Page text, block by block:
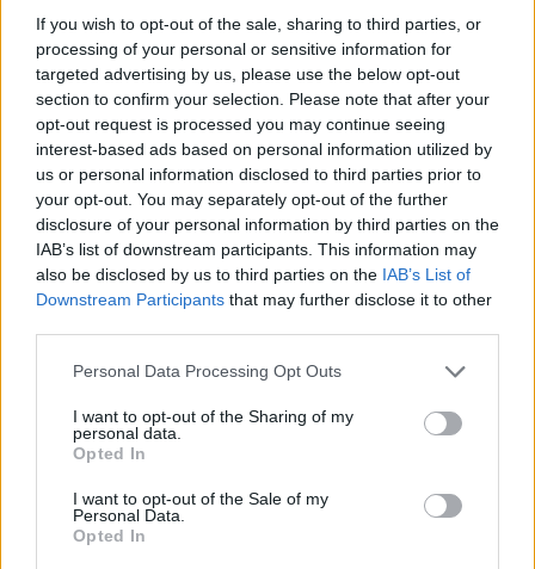
If you wish to opt-out of the sale, sharing to third parties, or
processing of your personal or sensitive information for
targeted advertising by us, please use the below opt-out
section to confirm your selection. Please note that after your
opt-out request is processed you may continue seeing
interest-based ads based on personal information utilized by
us or personal information disclosed to third parties prior to
your opt-out. You may separately opt-out of the further
disclosure of your personal information by third parties on the
IAB’s list of downstream participants. This information may
also be disclosed by us to third parties on the IAB’s List of
Downstream Participants that may further disclose it to other
Please note that this website/app uses one or more Google
not limited to your visit or usage behaviour. You may click to
grant or deny consent to Google and its third-party tags to
use your data for below specified purposes in below Google
consent section.
Personal Data Processing Opt Outs
I want to opt-out of the Sharing of my
personal data.
Opted In
I want to opt-out of the Sale of my
Personal Data.
Opted In
sfide cruciali. Il futuro deiveicoli autonomi
dipenderà dalla capacità di Waymo di costruire un
dialogo costruttivo con le comunità e di affrontare
le paure legittime dei cittadini.
AUTORE
Staff